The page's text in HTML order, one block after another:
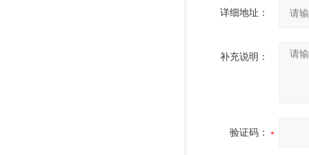
详细地址：
补充说明：
验证码：